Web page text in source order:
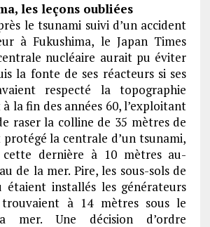
les leçons oubliées
le tsunami suivi d’un accident
à Fukushima, le Japan Times
nucléaire aurait pu éviter
la fonte de ses réacteurs si ses
respecté la topographie
la fin des années 60, l’exploitant
raser la colline de 35 mètres de
la centrale d’un tsunami,
dernière à 10 mètres au-
de la mer. Pire, les sous-sols de
étaient installés les générateurs
trouvaient à 14 mètres sous le
mer. Une décision d’ordre